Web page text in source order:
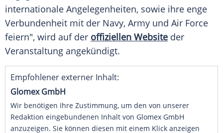
internationale Angelegenheiten, sowie ihre enge
Verbundenheit mit der Navy, Army und Air Force
feiern", wird auf der offiziellen Website der
Veranstaltung angekündigt.
Empfohlener externer Inhalt:
Glomex GmbH
Wir benötigen Ihre Zustimmung, um den von unserer
Redaktion eingebundenen Inhalt von Glomex GmbH
anzuzeigen. Sie können diesen mit einem Klick anzeigen